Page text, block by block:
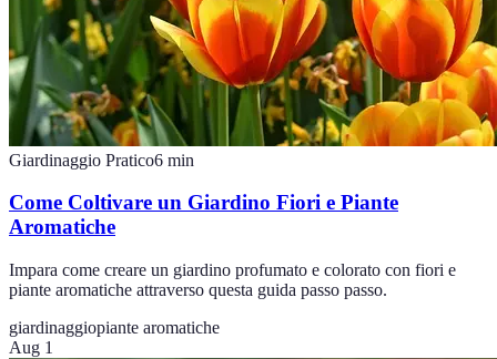
Giardinaggio Pratico6 min
Come Coltivare un Giardino Fiori e Piante
Aromatiche
Impara come creare un giardino profumato e colorato con fiori e
piante aromatiche attraverso questa guida passo passo.
giardinaggiopiante aromatiche
Aug 1